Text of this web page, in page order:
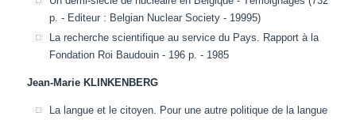
p. - Editeur : Belgian Nuclear Society - 19995)
La recherche scientifique au service du Pays. Rapport à la
Fondation Roi Baudouin - 196 p. - 1985
Jean-Marie KLINKENBERG
La langue et le citoyen. Pour une autre politique de la langue